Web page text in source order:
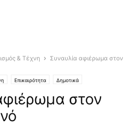
& Τέχνη
Συναυλία αφιέρωμα στον
Επικαιρότητα Δημοτικά
στον